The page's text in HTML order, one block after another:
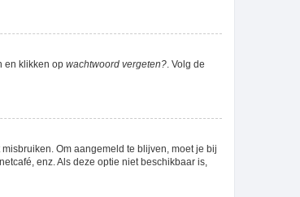
en klikken op wachtwoord vergeten? . Volg de
Om aangemeld te blijven, moet je bij
enz. Als deze optie niet beschikbaar is,